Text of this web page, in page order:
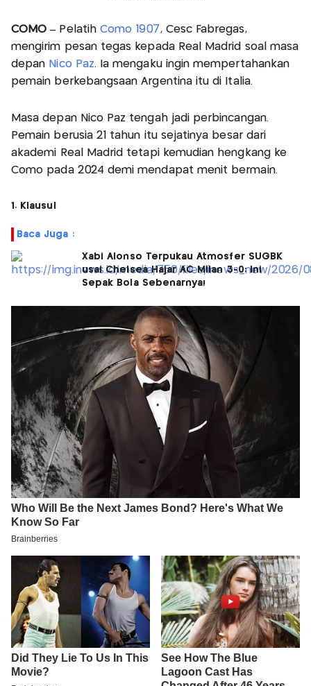
COMO – Pelatih Como 1907 , Cesc Fabregas,
mengirim pesan tegas kepada Real Madrid soal masa
depan Nico Paz. Ia mengaku ingin mempertahankan
pemain berkebangsaan Argentina itu di Italia.
Masa depan Nico Paz tengah jadi perbincangan.
Pemain berusia 21 tahun itu sejatinya besar dari
akademi Real Madrid tetapi kemudian hengkang ke
Como pada 2024 demi mendapat menit bermain.
1. Klausul
Baca Juga :
Xabi Alonso Terpukau Atmosfer SUGBK
usai Chelsea Hajar AC Milan 3-0: Ini
Sepak Bola Sebenarnya!